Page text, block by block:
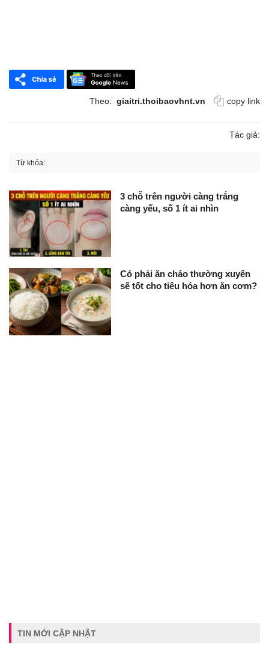
Theo: giaitri.thoibaovhnt.vn copy link
Tác giả:
Từ khóa:
3 chỗ trên người càng trắng
càng yếu, số 1 ít ai nhìn
Có phải ăn cháo thường xuyên
sẽ tốt cho tiêu hóa hơn ăn cơm?
TIN MỚI CẬP NHẬT